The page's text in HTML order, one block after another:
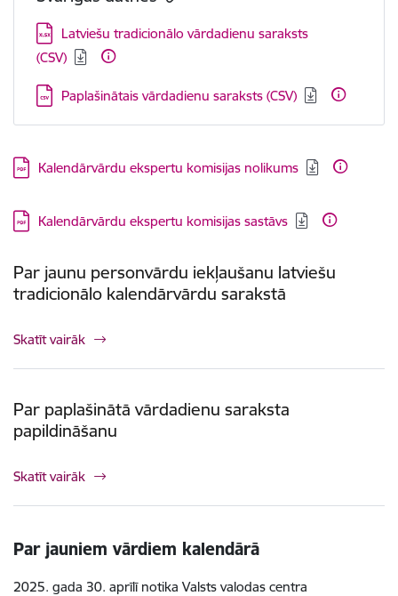
Lejupielādēt:
​Latviešu tradicionālo vārdadienu saraksts
(CSV)
Lejupielādēt:
Paplašinātais vārdadienu saraksts (CSV)
Lejupielādēt:
Kalendārvārdu ekspertu komisijas nolikums
Lejupielādēt:
Kalendārvārdu ekspertu komisijas sastāvs
Par jaunu personvārdu iekļaušanu latviešu
tradicionālo kalendārvārdu sarakstā
Skatīt vairāk
Par paplašinātā vārdadienu saraksta
papildināšanu
Skatīt vairāk
Par jauniem vārdiem kalendārā
2025. gada 30. aprīlī notika Valsts valodas centra